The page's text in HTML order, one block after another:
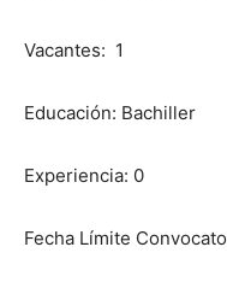
Vacantes: 1
Educación: Bachiller
Experiencia: 0
Fecha Límite